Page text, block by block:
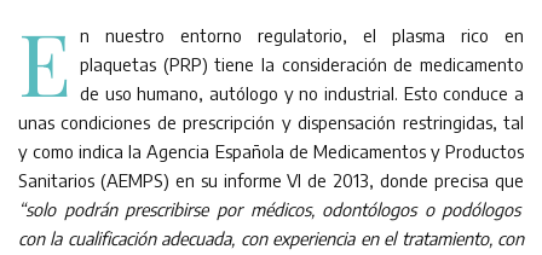
E
n nuestro entorno regulatorio, el plasma rico en
plaquetas (PRP) tiene la consideración de medicamento
de uso humano, autólogo y no industrial. Esto conduce a
unas condiciones de prescripción y dispensación restringidas, tal
y como indica la Agencia Española de Medicamentos y Productos
Sanitarios (AEMPS) en su informe VI de 2013, donde precisa que
“solo podrán prescribirse por médicos, odontólogos o podólogos
con la cualificación adecuada, con experiencia en el tratamiento, con